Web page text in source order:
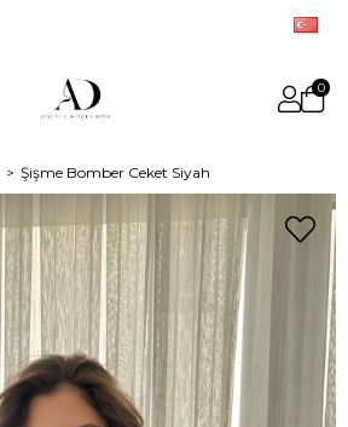
0
Şişme Bomber Ceket Siyah